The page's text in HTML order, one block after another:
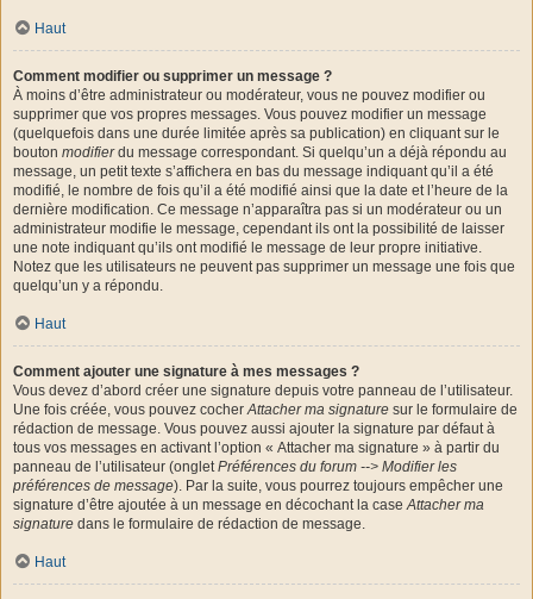
Haut
Comment modifier ou supprimer un message ?
À moins d’être administrateur ou modérateur, vous ne pouvez modifier ou
supprimer que vos propres messages. Vous pouvez modifier un message
(quelquefois dans une durée limitée après sa publication) en cliquant sur le
bouton modifierdu message correspondant. Si quelqu’un a déjà répondu au
message, un petit texte s’affichera en bas du message indiquant qu’il a été
modifié, le nombre de fois qu’il a été modifié ainsi que la date et l’heure de la
dernière modification. Ce message n’apparaîtra pas si un modérateur ou un
administrateur modifie le message, cependant ils ont la possibilité de laisser
une note indiquant qu’ils ont modifié le message de leur propre initiative.
Notez que les utilisateurs ne peuvent pas supprimer un message une fois que
quelqu’un y a répondu.
Haut
Comment ajouter une signature à mes messages ?
Vous devez d’abord créer une signature depuis votre panneau de l’utilisateur.
Une fois créée, vous pouvez cocherAttacher ma signature sur le formulaire de
rédaction de message. Vous pouvez aussi ajouter la signature par défaut à
tous vos messages en activant l’option « Attacher ma signature » à partir du
panneau de l’utilisateur (ongletPréférences du forum --> Modifier les
préférences de message). Par la suite, vous pourrez toujours empêcher une
signature d’être ajoutée à un message en décochant la caseAttacher ma
signature dans le formulaire de rédaction de message.
Haut